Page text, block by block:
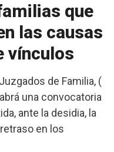
que
las causas
vínculos
de Familia, (
una convocatoria
ante la desidia, la
en los